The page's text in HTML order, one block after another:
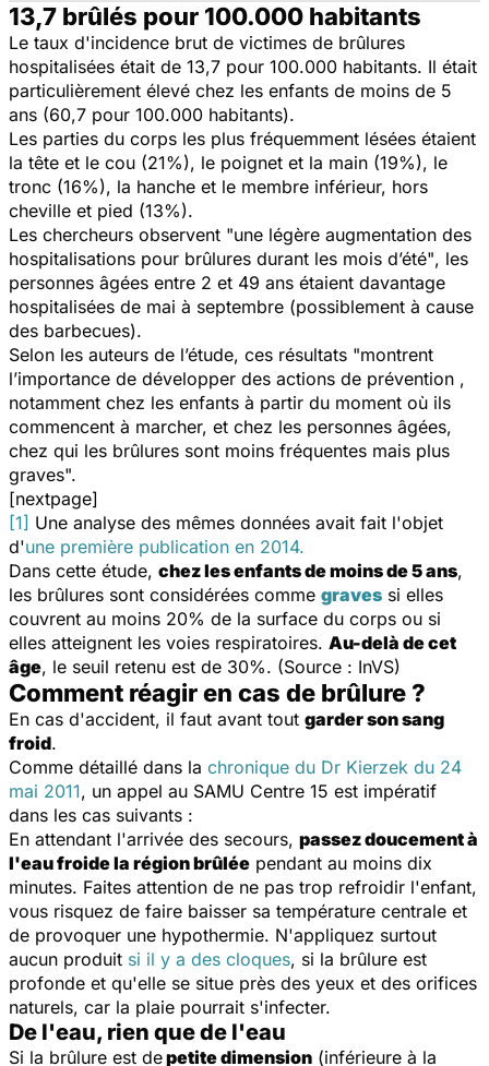
13,7 brûlés pour 100.000 habitants
Le taux d'incidence brut de victimes de brûlures
hospitalisées était de 13,7 pour 100.000 habitants. Il était
particulièrement élevé chez les enfants de moins de 5
ans (60,7 pour 100.000 habitants).
Les parties du corps les plus fréquemment lésées étaient
la tête et le cou (21%), le poignet et la main (19%), le
tronc (16%), la hanche et le membre inférieur, hors
cheville et pied (13%).
Les chercheurs observent "une légère augmentation des
hospitalisations pour brûlures durant les mois d’été", les
personnes âgées entre 2 et 49 ans étaient davantage
hospitalisées de mai à septembre (possiblement à cause
des barbecues).
Selon les auteurs de l’étude, ces résultats "montrent
l’importance de développer des actions de prévention ,
notamment chez les enfants à partir du moment où ils
commencent à marcher, et chez les personnes âgées,
chez qui les brûlures sont moins fréquentes mais plus
graves".
[nextpage]
[1] Une analyse des mêmes données avait fait l'objet
d'une première publication en 2014.
Dans cette étude, chez les enfants de moins de 5 ans,
les brûlures sont considérées comme graves si elles
couvrent au moins 20% de la surface du corps ou si
elles atteignent les voies respiratoires. Au-delà de cet
âge, le seuil retenu est de 30%. (Source : InVS)
Comment réagir en cas de brûlure ?
En cas d'accident, il faut avant tout garder son sang
froid.
Comme détaillé dans la chronique du Dr Kierzek du 24
mai 2011, un appel au SAMU Centre 15 est impératif
dans les cas suivants :
En attendant l'arrivée des secours, passez doucement à
l'eau froide la région brûlée pendant au moins dix
minutes. Faites attention de ne pas trop refroidir l'enfant,
vous risquez de faire baisser sa température centrale et
de provoquer une hypothermie. N'appliquez surtout
aucun produit si il y a des cloques, si la brûlure est
profonde et qu'elle se situe près des yeux et des orifices
naturels, car la plaie pourrait s'infecter.
De l'eau, rien que de l'eau
Si la brûlure est depetite dimension (inférieure à la